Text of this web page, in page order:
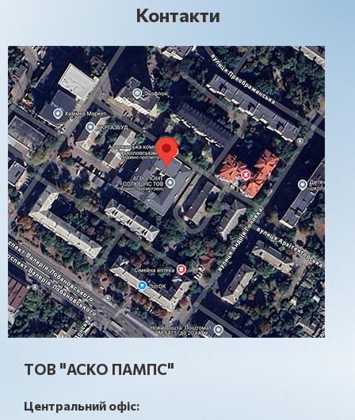
Контакти
ТОВ "АСКО ПАМПС"
Центральний офіс: